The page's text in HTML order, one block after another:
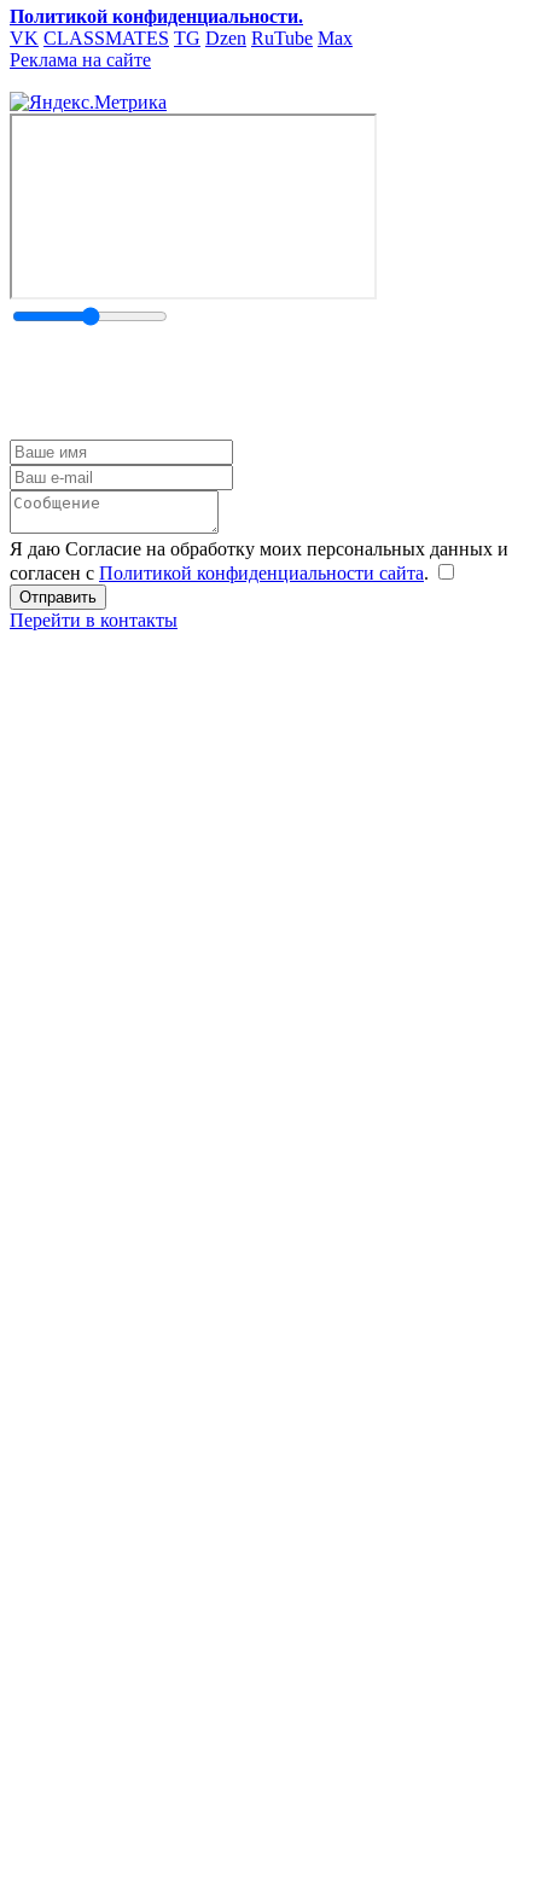
Политикой конфиденциальности.
VK CLASSMATES TG Dzen RuTube Max
Реклама на сайте
Я даю Согласие на обработку моих персональных данных и
согласен с Политикой конфиденциальности сайта.
Перейти в контакты